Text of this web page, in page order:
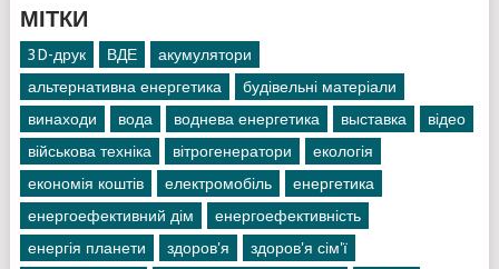
МІТКИ
3D-друк ВДЕ
акумулятори
альтернативна енергетика
будівельні матеріали
винаходи
вода воднева енергетика выставка
відео
військова техніка
вітрогенератори
екологія
економія коштів
електромобіль
енергетика
енергоефективний дім
енергоефективність
енергія планети
здоров'я
здоров'я сім'ї